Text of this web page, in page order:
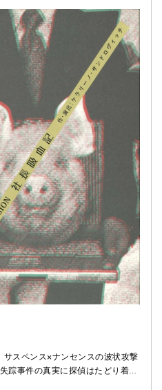
山イヌコ・山崎一）、自分を神様
スペンス×ナンセンスの波状攻撃
踪事件の真実に探偵はたどり着け